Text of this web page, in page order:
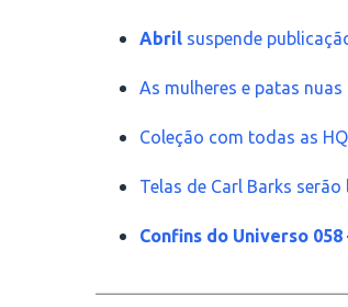
Abril suspende
As mulheres e patas nuas
Coleção com todas as
Telas de Carl Barks
Confins do Universo